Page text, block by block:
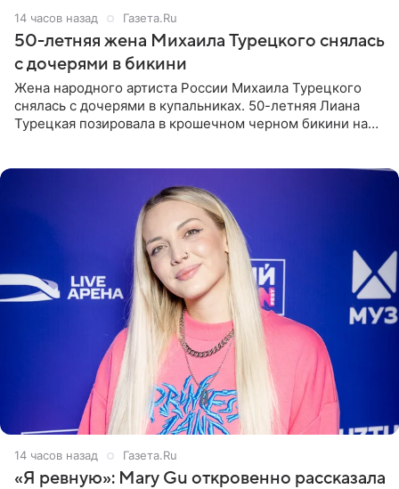
14 часов назад Газета.Ru
50-летняя жена Михаила Турецкого снялась
с дочерями в бикини
Жена народного артиста России Михаила Турецкого
снялась с дочерями в купальниках. 50-летняя Лиана
Турецкая позировала в крошечном черном бикини на
14 часов назад Газета.Ru
«Я ревную»: Mary Gu откровенно рассказала